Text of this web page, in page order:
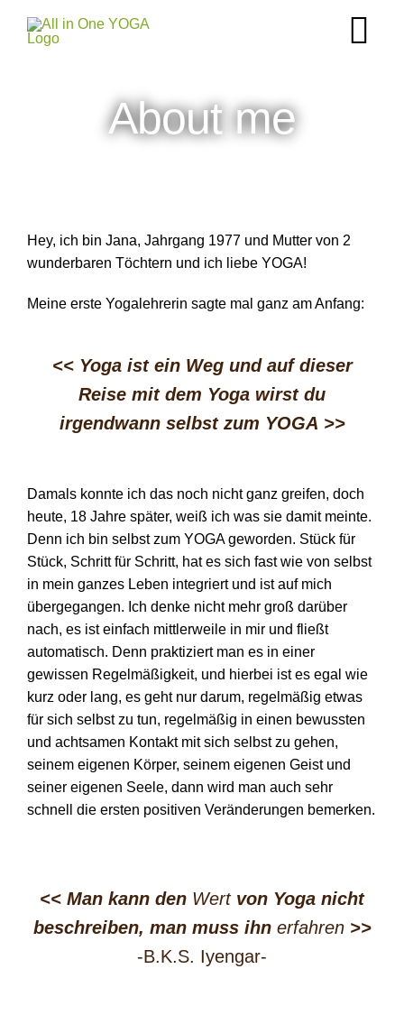
Inhalt
KONTAKT
About me
Hey, ich bin Jana, Jahrgang 1977 und Mutter von 2
wunderbaren Töchtern und ich liebe YOGA!
Meine erste Yogalehrerin sagte mal ganz am Anfang:
<< Yoga ist ein Weg und auf dieser
Reise mit dem Yoga wirst du
irgendwann selbst zum YOGA >>
Damals konnte ich das noch nicht ganz greifen, doch
heute, 18 Jahre später, weiß ich was sie damit meinte.
Denn ich bin selbst zum YOGA geworden. Stück für
Stück, Schritt für Schritt, hat es sich fast wie von selbst
in mein ganzes Leben integriert und ist auf mich
übergegangen. Ich denke nicht mehr groß darüber
nach, es ist einfach mittlerweile in mir und fließt
automatisch. Denn praktiziert man es in einer
gewissen Regelmäßigkeit, und hierbei ist es egal wie
kurz oder lang, es geht nur darum, regelmäßig etwas
für sich selbst zu tun, regelmäßig in einen bewussten
und achtsamen Kontakt mit sich selbst zu gehen,
seinem eigenen Körper, seinem eigenen Geist und
seiner eigenen Seele, dann wird man auch sehr
schnell die ersten positiven Veränderungen bemerken.
<< Man kann den Wert von Yoga nicht
beschreiben, man muss ihn erfahren >>
-B.K.S. Iyengar-